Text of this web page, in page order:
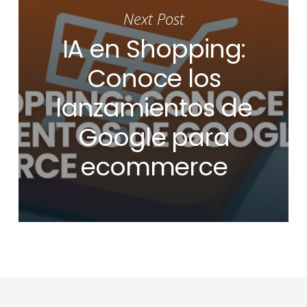
Next Post
IA en Shopping:
Conoce los
lanzamientos de
Google para
ecommerce